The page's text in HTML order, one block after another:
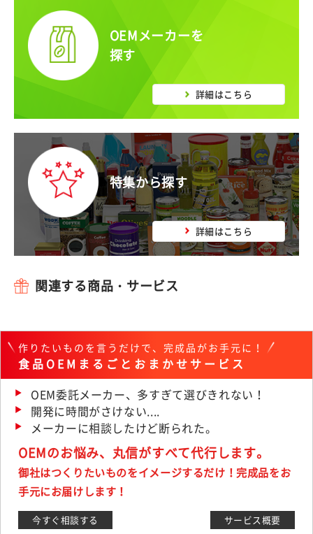
OEMメーカーを
探す
詳細はこちら
特集から探す
詳細はこちら
関連する商品・サービス
作りたいものを言うだけで、完成品がお手元に！
食品OEMまるごとおまかせサービス
OEM委託メーカー、多すぎて選びきれない！
開発に時間がさけない....
メーカーに相談したけど断られた。
OEMのお悩み、丸信がすべて代行します。
御社はつくりたいものをイメージするだけ！完成品をお
手元にお届けします！
今すぐ相談する サービス概要